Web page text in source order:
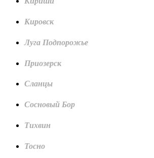
Кировск
Луга Подпорожье
Приозерск
Сланцы
Сосновый Бор
Тихвин
Тосно